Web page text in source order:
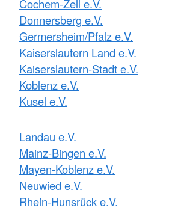
Cochem-Zell e.V.
Donnersberg e.V.
Germersheim/Pfalz e.V.
Kaiserslautern Land e.V.
Kaiserslautern-Stadt e.V.
Koblenz e.V.
Kusel e.V.
Landau e.V.
Mainz-Bingen e.V.
Mayen-Koblenz e.V.
Neuwied e.V.
Rhein-Hunsrück e.V.